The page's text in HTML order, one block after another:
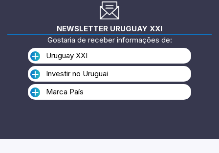
NEWSLETTER URUGUAY XXI
Gostaria de receber informações de:
Uruguay XXI
Investir no Uruguai
Marca País